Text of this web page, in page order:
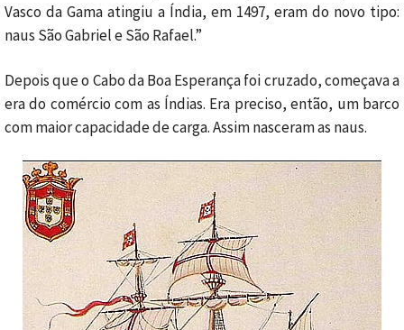
Vasco da Gama atingiu a Índia, em 1497, eram do novo tipo:
naus São Gabriel e São Rafael.”
Depois que o Cabo da Boa Esperança foi cruzado, começava a
era do comércio com as Índias. Era preciso, então, um barco
com maior capacidade de carga. Assim nasceram as naus.